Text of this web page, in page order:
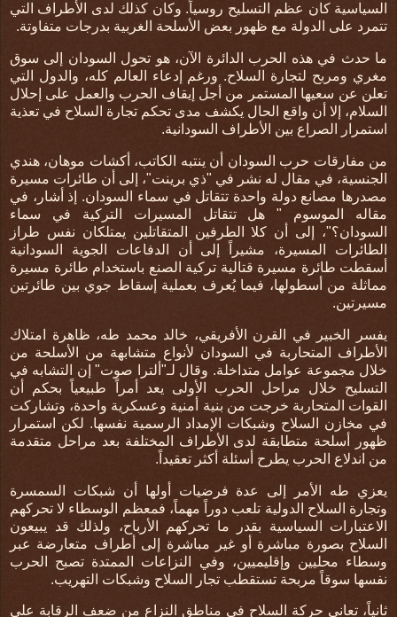
السياسية كان عظم التسليح روسياً. وكان كذلك لدى الأطراف التي
تتمرد على الدولة مع ظهور بعض الأسلحة الغربية بدرجات متفاوتة.
ما حدث في هذه الحرب الدائرة الآن، هو تحول السودان إلى سوق
مغري ومربح لتجارة السلاح. ورغم إدعاء العالم كله، والدول التي
تعلن عن سعيها المستمر من أجل إيقاف الحرب والعمل على إحلال
السلام، إلا أن واقع الحال يكشف مدى تحكم تجارة السلاح في تعذية
استمرار الصراع بين الأطراف السودانية.
من مفارقات حرب السودان أن ينتبه الكاتب، أكشات موهان، هندي
الجنسية، في مقال له نشر في "ذي برينت"، إلى أن طائرات مسيرة
مصدرها مصانع دولة واحدة تتقاتل في سماء السودان. إذ أشار، في
مقاله الموسوم "هل تتقاتل المسيرات التركية في سماء
السودان؟"، إلى أن كلا الطرفين المتقاتلين يمتلكان نفس طراز
الطائرات المسيرة، مشيراً إلى أن الدفاعات الجوية السودانية
أسقطت طائرة مسيرة قتالية تركية الصنع باستخدام طائرة مسيرة
مماثلة من أسطولها، فيما يُعرف بعملية إسقاط جوي بين طائرتين
مسيرتين.
يفسر الخبير في القرن الأفريقي، خالد محمد طه، ظاهرة امتلاك
الأطراف المتحاربة في السودان لأنواع متشابهة من الأسلحة من
خلال مجموعة عوامل متداخلة. وقال لـ"ألترا صوت" إن التشابه في
التسليح خلال مراحل الحرب الأولى يعد أمراً طبيعياً بحكم أن
القوات المتحاربة خرجت من بنية أمنية وعسكرية واحدة، وتشاركت
في مخازن السلاح وشبكات الإمداد الرسمية نفسها. لكن استمرار
ظهور أسلحة متطابقة لدى الأطراف المختلفة بعد مراحل متقدمة
من اندلاع الحرب يطرح أسئلة أكثر تعقيداً .
يعزي طه الأمر إلى عدة فرضيات أولها
أن شبكات السمسرة
وتجارة السلاح الدولية تلعب دوراً مهماً، فمعظم الوسطاء لا تحركهم
الاعتبارات السياسية بقدر ما تحركهم الأرباح، ولذلك قد يبيعون
السلاح بصورة مباشرة أو غير مباشرة إلى أطراف متعارضة عبر
وسطاء محليين وإقليميين، وفي النزاعات الممتدة تصبح الحرب
نفسها سوقاً مربحة تستقطب تجار السلاح وشبكات التهريب.
ثانياً، تعاني حركة السلاح في مناطق النزاع من ضعف الرقابة على